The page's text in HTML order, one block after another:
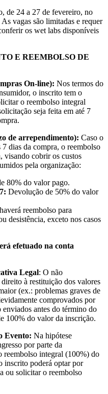
de 24 a 27 de fevereiro, no
vagas são limitadas e requer
os wet labs disponíveis
E REEMBOLSO DE
On-line): Nos termos do
o inscrito tem o
o reembolso integral
seja feita em até 7
de arrependimento): Caso o
dias da compra, o reembolso
visando cobrir os custos
pela organização:
80% do valor pago.
Devolução de 50% do valor
reembolso para
desistência, exceto nos casos
efetuado na conta
Legal: O não
à restituição dos valores
(ex.: problemas graves de
comprovados por
antes do término do
100% do valor da inscrição.
Evento: Na hipótese
por parte da
reembolso integral (100%) do
inscrito poderá optar por
ou solicitar o reembolso